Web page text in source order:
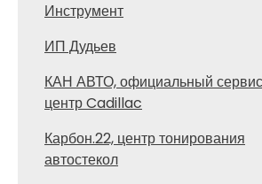
Инструмент
ИП Дудьев
КАН АВТО, официальный
центр Cadillac
Карбон.22, центр тонирования
автостекол